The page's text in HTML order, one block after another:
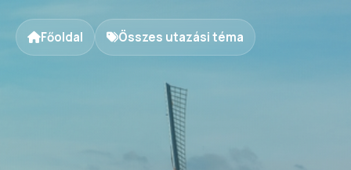
Főoldal Összes utazási téma